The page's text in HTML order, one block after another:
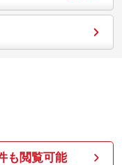
も閲覧可能